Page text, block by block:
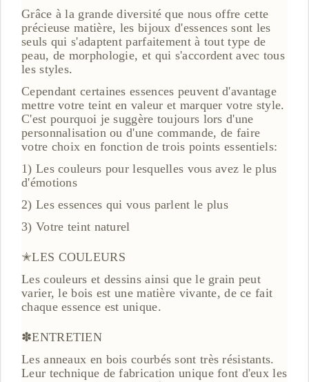
Grâce à la grande diversité que nous offre cette
précieuse matière, les bijoux d'essences sont les
seuls qui s'adaptent parfaitement à tout type de
peau, de morphologie, et qui s'accordent avec tous
les styles.
Cependant certaines essences peuvent d'avantage
mettre votre teint en valeur et marquer votre style.
C'est pourquoi je suggère toujours lors d'une
personnalisation ou d'une commande, de faire
votre choix en fonction de trois points essentiels:
1) Les couleurs pour lesquelles vous avez le plus
d'émotions
2) Les essences qui vous parlent le plus
3) Votre teint naturel
✭LES COULEURS
Les couleurs et dessins ainsi que le grain peut
varier, le bois est une matière vivante, de ce fait
chaque essence est unique.
✽ENTRETIEN
Les anneaux en bois courbés sont très résistants.
Leur technique de fabrication unique font d'eux les